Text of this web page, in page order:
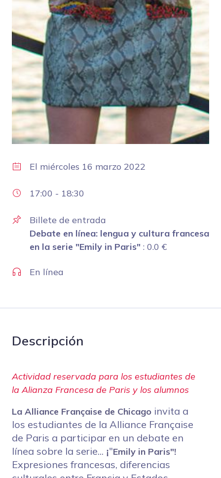
El miércoles 16 marzo 2022
17:00 - 18:30
Billete de entrada
Debate en línea: lengua y cultura francesa
en la serie "Emily in Paris" : 0.0 €
En línea
Descripción
Actividad reservada para los estudiantes de
la Alianza Francesa de Paris y los alumnos
La Alliance Française de Chicago invita a
los estudiantes de la Alliance Française
de Paris a participar en un debate en
línea sobre la serie... ¡"Emily in Paris"!
Expresiones francesas, diferencias